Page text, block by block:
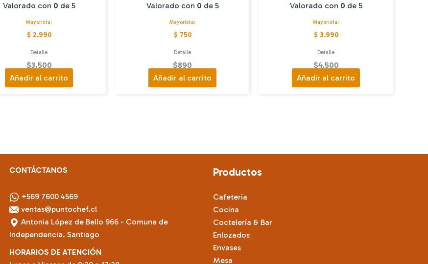
Valorado con 0 de 5
Mayorista:
$ 2.990
Detalle
$3.500
Añadir al carrito
Valorado con 0 de 5
Mayorista:
$ 750
Detalle
$890
Añadir al carrito
Valorado con 0 de 5
Mayorista:
$ 3.990
Detalle
$4.500
Añadir al carrito
CONTÁCTANOS
+569 7600 4569
ventas@puntochef.cl
Antonia López de Bello 966 - Comuna de
Independencia. Santiago
HORARIOS DE ATENCIÓN
Productos
Cafetería
Cocina
Coctelería & Bar
Enlozados
Envases
Mesa